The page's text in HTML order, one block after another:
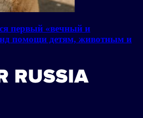
первый «вечный и
помощи детям, животным и